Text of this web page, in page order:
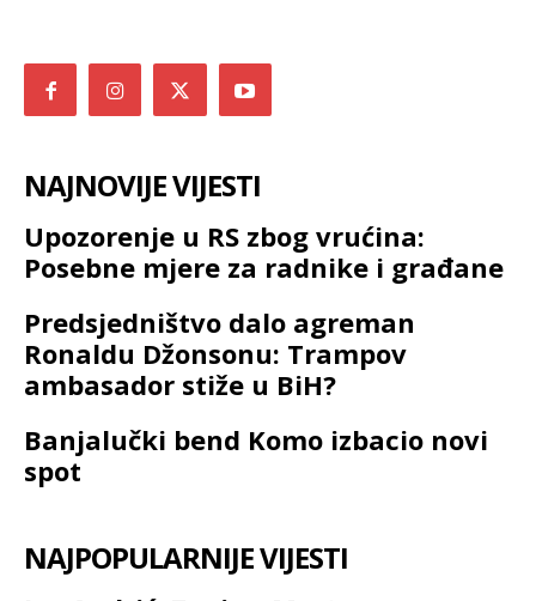
NAJNOVIJE VIJESTI
Upozorenje u RS zbog vrućina:
Posebne mjere za radnike i građane
Predsjedništvo dalo agreman
Ronaldu Džonsonu: Trampov
ambasador stiže u BiH?
Banjalučki bend Komo izbacio novi
spot
NAJPOPULARNIJE VIJESTI